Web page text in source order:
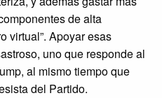
de alta
virtual”. Apoyar esas
uno que responde al
al mismo tiempo que
del Partido.